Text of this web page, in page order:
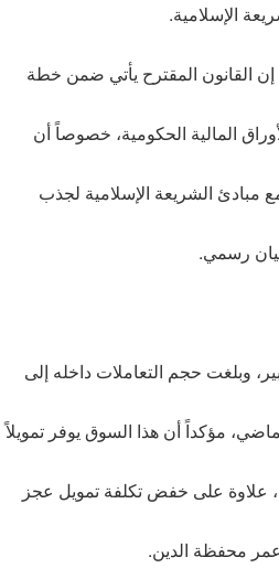
الإسلامية.
إن القانون المقترح يأتي ضمن خطة
المالية الحكومية، خصوصاً أن
مبادئ الشريعة الإسلامية لجذب
رسمي.
وبلغت حجم التعاملات داخله إلى
علاوة على خفض تكلفة تمويل عجز
عمر محفظة الدين.